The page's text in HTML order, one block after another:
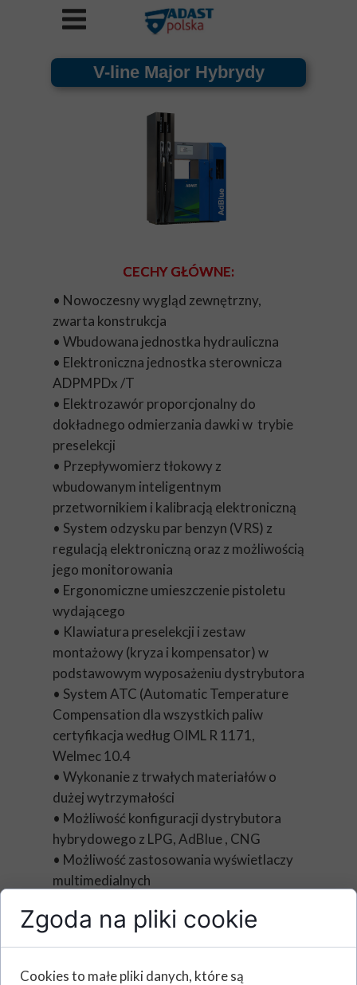
FOLDER MAJOR.PDF
V-line Major Hybrydy
CECHY GŁÓWNE:
• Nowoczesny wygląd zewnętrzny,
zwarta konstrukcja
• Wbudowana jednostka hydrauliczna
• Elektroniczna jednostka sterownicza
ADPMPDx /T
• Elektrozawór proporcjonalny do
dokładnego odmierzania dawki w trybie
preselekcji
• Przepływomierz tłokowy z
wbudowanym inteligentnym
przetwornikiem i kalibracją elektroniczną
• System odzysku par benzyn (VRS) z
regulacją elektroniczną oraz z możliwością
jego monitorowania
• Ergonomiczne umieszczenie pistoletu
wydającego
• Klawiatura preselekcji i zestaw
montażowy (kryza i kompensator) w
podstawowym wyposażeniu dystrybutora
• System ATC (Automatic Temperature
Compensation dla wszystkich paliw
certyfikacja według OIML R 1171,
Welmec 10.4
• Wykonanie z trwałych materiałów o
dużej wytrzymałości
• Możliwość konfiguracji dystrybutora
hybrydowego z LPG, AdBlue , CNG
• Możliwość zastosowania wyświetlaczy
multimedialnych
Zgoda na pliki cookie
Cookies to małe pliki danych, które są